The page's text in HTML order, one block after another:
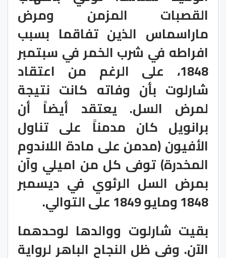
القصبات المزمن ومرض
ماراسماس الذين تفاقما بسبب
افراطه في شرب الخمر في سبتمبر
1848، على الرغم من اعتقاد
شارلوت بأن وفاته كانت نتيجة
لمرض السل. يعتقد أيضاً أن
برانويل كان مدمناً على تناول
الأفيون (مدمن على مادة اللاندوم
المخدرة) توفى كل من اميلي وآن
بمرض السل الرئوي في ديسمبر
1848 ومايو 1849 على التوالي.
بقيت شارلوت ووالدها لوحدهما
الآن. وفي ظل النجاح الباهر لرواية